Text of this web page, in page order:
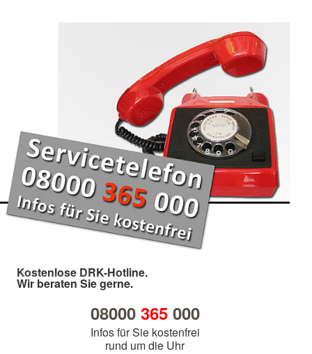
Kostenlose DRK-Hotline.
Wir beraten Sie gerne.
08000 365000
Infos für Sie kostenfrei
rund um die Uhr